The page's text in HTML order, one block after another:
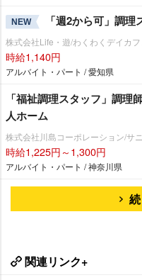
NEW 「週2から可」調
株式会社Life・遊/わくわくデイカフ
時給1,140円
アルバイト・パート / 愛知県
「福祉調理スタッフ」調理
人ホーム
株式会社川島コーポレーション/サ
時給1,225円～1,300円
アルバイト・パート / 神奈川県
関連リンク+